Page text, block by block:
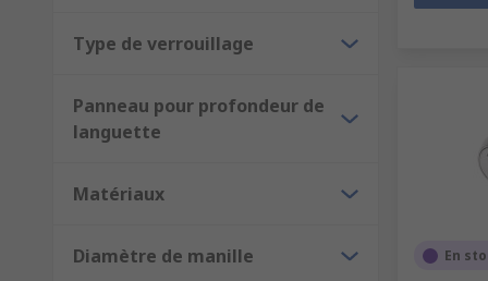
Un cadenas est un type de verrou amovible et
crochet ou un moraillon pour plus de sécurité. Il
Type de verrouillage
Panneau pour profondeur de
languette
Matériaux
Diamètre de manille En